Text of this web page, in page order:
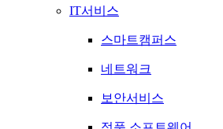
IT서비스
스마트캠퍼스
네트워크
보안서비스